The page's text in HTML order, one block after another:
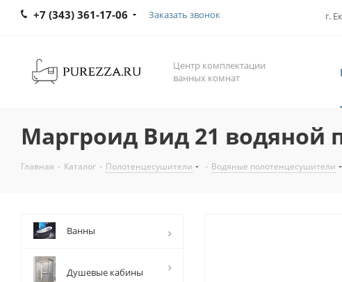
+7 (343) 361-17-06 Заказать звонок г.
Центр комплектации
ванных комнат
Маргроид Вид 21 водяной
Главная - Каталог - Полотенцесушители - Водяные полотенцесушители
Ванны
Душевые кабины